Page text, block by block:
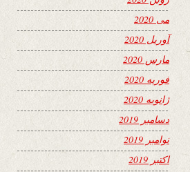
می 2020
آوریل 2020
مارس 2020
فوریه 2020
ژانویه 2020
دسامبر 2019
نوامبر 2019
اکتبر 2019